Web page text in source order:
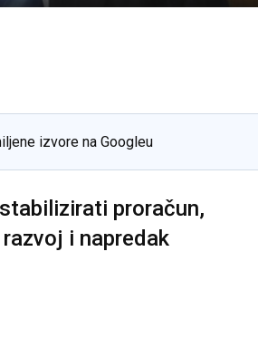
izvore na Googleu
proračun,
i napredak